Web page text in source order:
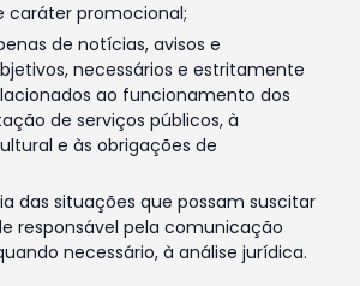
caráter promocional;
de notícias, avisos e
necessários e estritamente
ao funcionamento dos
de serviços públicos, à
e às obrigações de
das situações que possam suscitar
responsável pela comunicação
necessário, à análise jurídica.